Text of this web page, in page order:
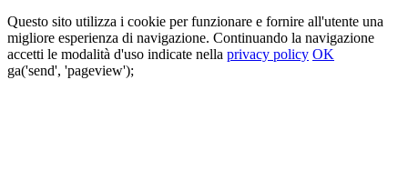
Questo sito utilizza i cookie per funzionare e fornire all'utente una
migliore esperienza di navigazione. Continuando la navigazione
accetti le modalità d'uso indicate nella privacy policy OK
ga('send', 'pageview');